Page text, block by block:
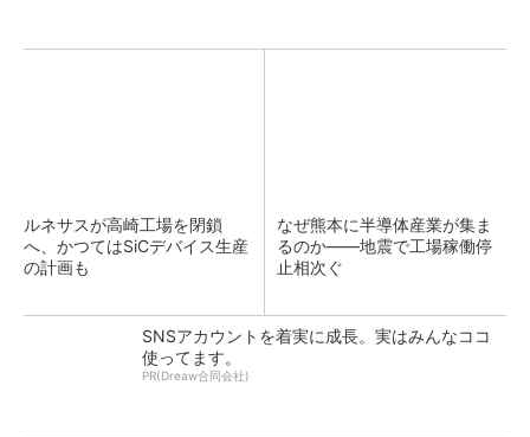
ルネサスが高崎工場を閉鎖
へ、かつてはSiCデバイス生産
の計画も
なぜ熊本に半導体産業が集ま
るのか――地震で工場稼働停
止相次ぐ
SNSアカウントを着実に成長。実はみんなココ
使ってます。
PR(Dreaw合同会社)